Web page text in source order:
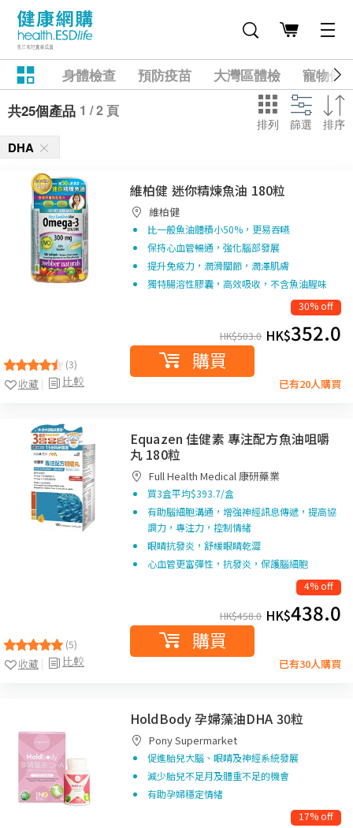
身體檢查 預防疫苗 大灣區體檢
寵物健
共25個產品 1 / 2 頁
排列 篩選 排序
DHA
(3)
比較
收藏
維柏健 迷你精煉魚油 180粒
維柏健
比一般魚油體積小50%，更易吞嚥
保持心血管暢通，強化腦部發展
提升免疫力，潤滑關節，潤澤肌膚
獨特腸溶性膠囊，高效吸收，不含魚油腥味
30% off
HK$503.0 HK$352.0
購買
已有20人購買
(5)
比較
收藏
Equazen 佳健素 專注配方魚油咀嚼
丸 180粒
Full Health Medical 康研藥業
買3盒平均$393.7/盒
有助腦細胞溝通，增強神經訊息傳遞，提高協
調力，專注力，控制情緒
眼睛抗發炎，舒緩眼睛乾澀
心血管更富彈性，抗發炎，保護腦細胞
4% off
HK$458.0 HK$438.0
購買
已有30人購買
HoldBody 孕婦藻油DHA 30粒
Pony Supermarket
促進胎兒大腦、眼睛及神經系統發展
減少胎兒不足月及體重不足的機會
有助孕婦穩定情緒
17% off